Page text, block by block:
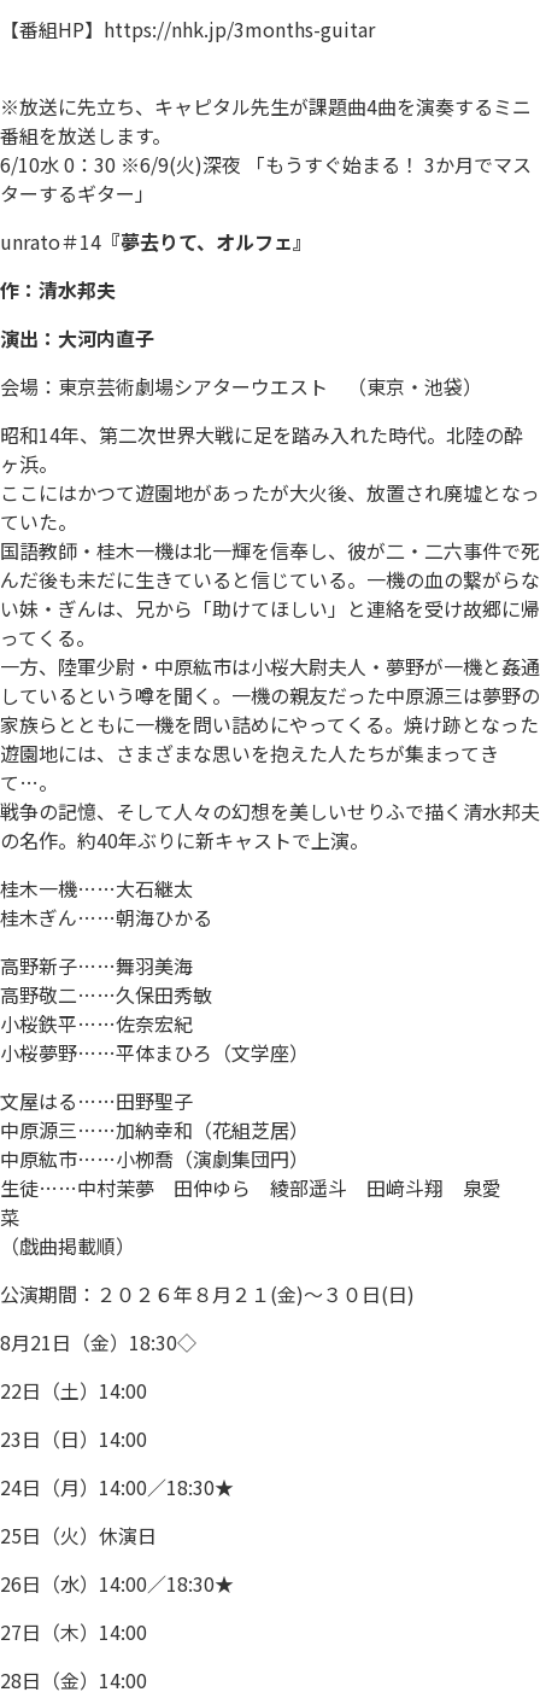
【番組HP】https://nhk.jp/3months-guitar
※放送に先立ち、キャピタル先生が課題曲4曲を演奏するミニ
番組を放送します。
6/10水 0：30 ※6/9(火)深夜 「もうすぐ始まる！ 3か月でマス
ターするギター」
unrato＃14 『夢去りて、オルフェ』
作：清水邦夫
演出：大河内直子
会場：東京芸術劇場シアターウエスト （東京・池袋）
昭和14年、第二次世界大戦に足を踏み入れた時代。北陸の酔
ヶ浜。
ここにはかつて遊園地があったが大火後、放置され廃墟となっ
ていた。
国語教師・桂木一機は北一輝を信奉し、彼が二・二六事件で死
んだ後も未だに生きていると信じている。一機の血の繋がらな
い妹・ぎんは、兄から「助けてほしい」と連絡を受け故郷に帰
ってくる。
一方、陸軍少尉・中原紘市は小桜大尉夫人・夢野が一機と姦通
しているという噂を聞く。一機の親友だった中原源三は夢野の
家族らとともに一機を問い詰めにやってくる。焼け跡となった
遊園地には、さまざまな思いを抱えた人たちが集まってき
て…。
戦争の記憶、そして人々の幻想を美しいせりふで描く清水邦夫
の名作。約40年ぶりに新キャストで上演。
桂木一機……大石継太
桂木ぎん……朝海ひかる
高野新子……舞羽美海
高野敬二……久保田秀敏
小桜鉄平……佐奈宏紀
小桜夢野……平体まひろ（文学座）
文屋はる……田野聖子
中原源三……加納幸和（花組芝居）
中原紘市……小栁喬（演劇集団円）
生徒……中村茉夢 田仲ゆら 綾部遥斗 田﨑斗翔 泉愛
菜
（戯曲掲載順）
公演期間：２０２６年８月２１(金)～３０日(日)
8月21日（金）18:30◇
22日（土）14:00
23日（日）14:00
24日（月）14:00／18:30★
25日（火）休演日
26日（水）14:00／18:30★
27日（木）14:00
28日（金）14:00